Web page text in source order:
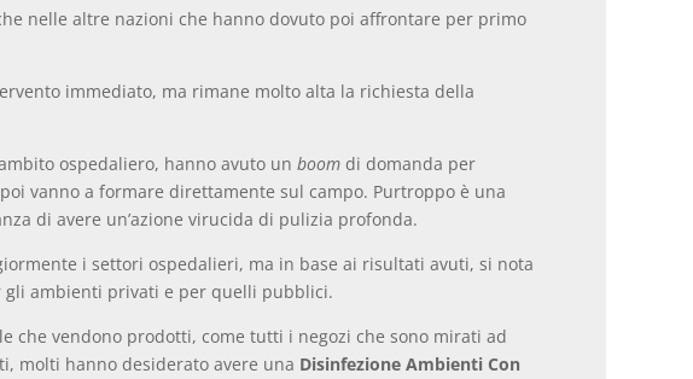
nelle altre nazioni che hanno dovuto poi affrontare per primo
immediato, ma rimane molto alta la richiesta della
ospedaliero, hanno avuto un boom di domanda per
vanno a formare direttamente sul campo. Purtroppo è una
di avere un’azione virucida di pulizia profonda.
i settori ospedalieri, ma in base ai risultati avuti, si nota
gli ambienti privati e per quelli pubblici.
che vendono prodotti, come tutti i negozi che sono mirati ad
molti hanno desiderato avere una Disinfezione Ambienti Con